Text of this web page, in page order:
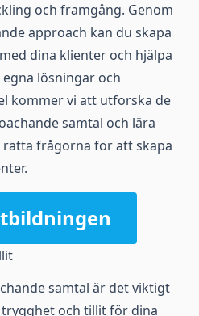
och framgång. Genom
approach kan du skapa
dina klienter och hjälpa
lösningar och
kommer vi att utforska de
samtal och lära
rätta frågorna för att skapa
samtal är det viktigt
och tillit för dina